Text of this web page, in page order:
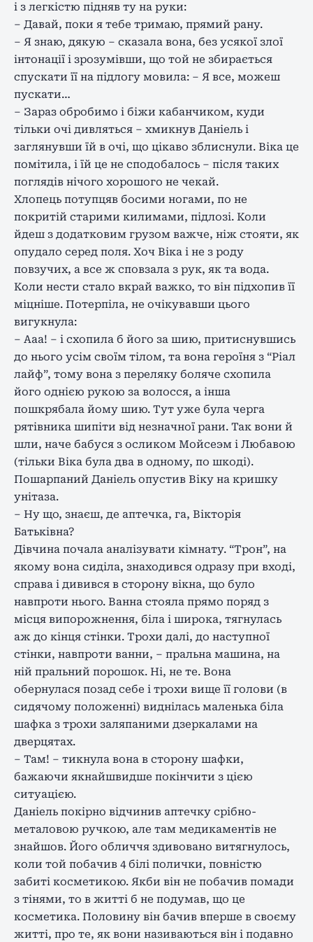
і з легкістю підняв ту на руки:
– Давай, поки я тебе тримаю, прямий рану.
– Я знаю, дякую – сказала вона, без усякої злої
інтонації і зрозумівши, що той не збирається
спускати її на підлогу мовила: – Я все, можеш
пускати…
– Зараз обробимо і біжи кабанчиком, куди
тільки очі дивляться – хмикнув Даніель і
заглянувши їй в очі, що цікаво зблиснули. Віка це
помітила, і їй це не сподобалось – після таких
поглядів нічого хорошого не чекай.
Хлопець потупцяв босими ногами, по не
покритій старими килимами, підлозі. Коли
йдеш з додатковим грузом важче, ніж стояти, як
опудало серед поля. Хоч Віка і не з роду
повзучих, а все ж сповзала з рук, як та вода.
Коли нести стало вкрай важко, то він підхопив її
міцніше. Потерпіла, не очікувавши цього
вигукнула:
– Ааа! – і схопила б його за шию, притиснувшись
до нього усім своїм тілом, та вона героїня з “Ріал
лайф”, тому вона з переляку боляче схопила
його однією рукою за волосся, а інша
пошкрябала йому шию. Тут уже була черга
рятівника шипіти від незначної рани. Так вони й
шли, наче бабуся з осликом Мойсеэм і Любавою
(тільки Віка була два в одному, по шкоді).
Пошарпаний Даніель опустив Віку на кришку
унітаза.
– Ну що, знаєш, де аптечка, га, Вікторія
Батьківна?
Дівчина почала аналізувати кімнату. “Трон”, на
якому вона сиділа, знаходився одразу при вході,
справа і дивився в сторону вікна, що було
навпроти нього. Ванна стояла прямо поряд з
місця випорожнення, біла і широка, тягнулась
аж до кінця стінки. Трохи далі, до наступної
стінки, навпроти ванни, – пральна машина, на
ній пральний порошок. Ні, не те. Вона
обернулася позад себе і трохи вище її голови (в
сидячому положенні) виднілась маленька біла
шафка з трохи заляпаними дзеркалами на
дверцятах.
– Там! – тикнула вона в сторону шафки,
бажаючи якнайшвидше покінчити з цією
ситуацією.
Даніель покірно відчинив аптечку срібно-
металовою ручкою, але там медикаментів не
знайшов. Його обличчя здивовано витягнулось,
коли той побачив 4 білі полички, повністю
забиті косметикою. Якби він не побачив помади
з тінями, то в житті б не подумав, що це
косметика. Половину він бачив вперше в своєму
житті, про те, як вони називаються він і подавно